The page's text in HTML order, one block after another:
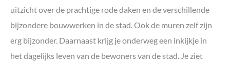
uitzicht over de prachtige rode daken en de verschillende
bijzondere bouwwerken in de stad. Ook de muren zelf zijn
erg bijzonder. Daarnaast krijg je onderweg een inkijkje in
het dagelijks leven van de bewoners van de stad. Je ziet